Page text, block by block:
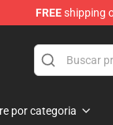
FREEshipping
por categoria